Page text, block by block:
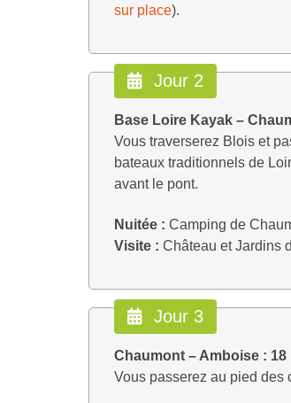
sur place).
Jour 2
Base Loire Kayak –
Vous traverserez Blois et
bateaux traditionnels de
avant le pont.
Nuitée : Camping de
Visite : Château et Jardins
Jour 3
Chaumont – Amboise : 18
Vous passerez au pied des